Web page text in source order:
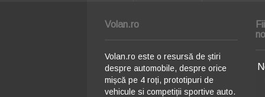
Volan.ro
Volan.ro este o resursă de știri
despre automobile, despre orice
mișcă pe 4 roți, prototipuri de
vehicule si competiții sportive auto.